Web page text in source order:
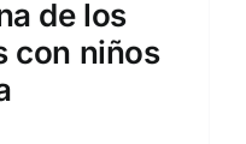
de los
con niños